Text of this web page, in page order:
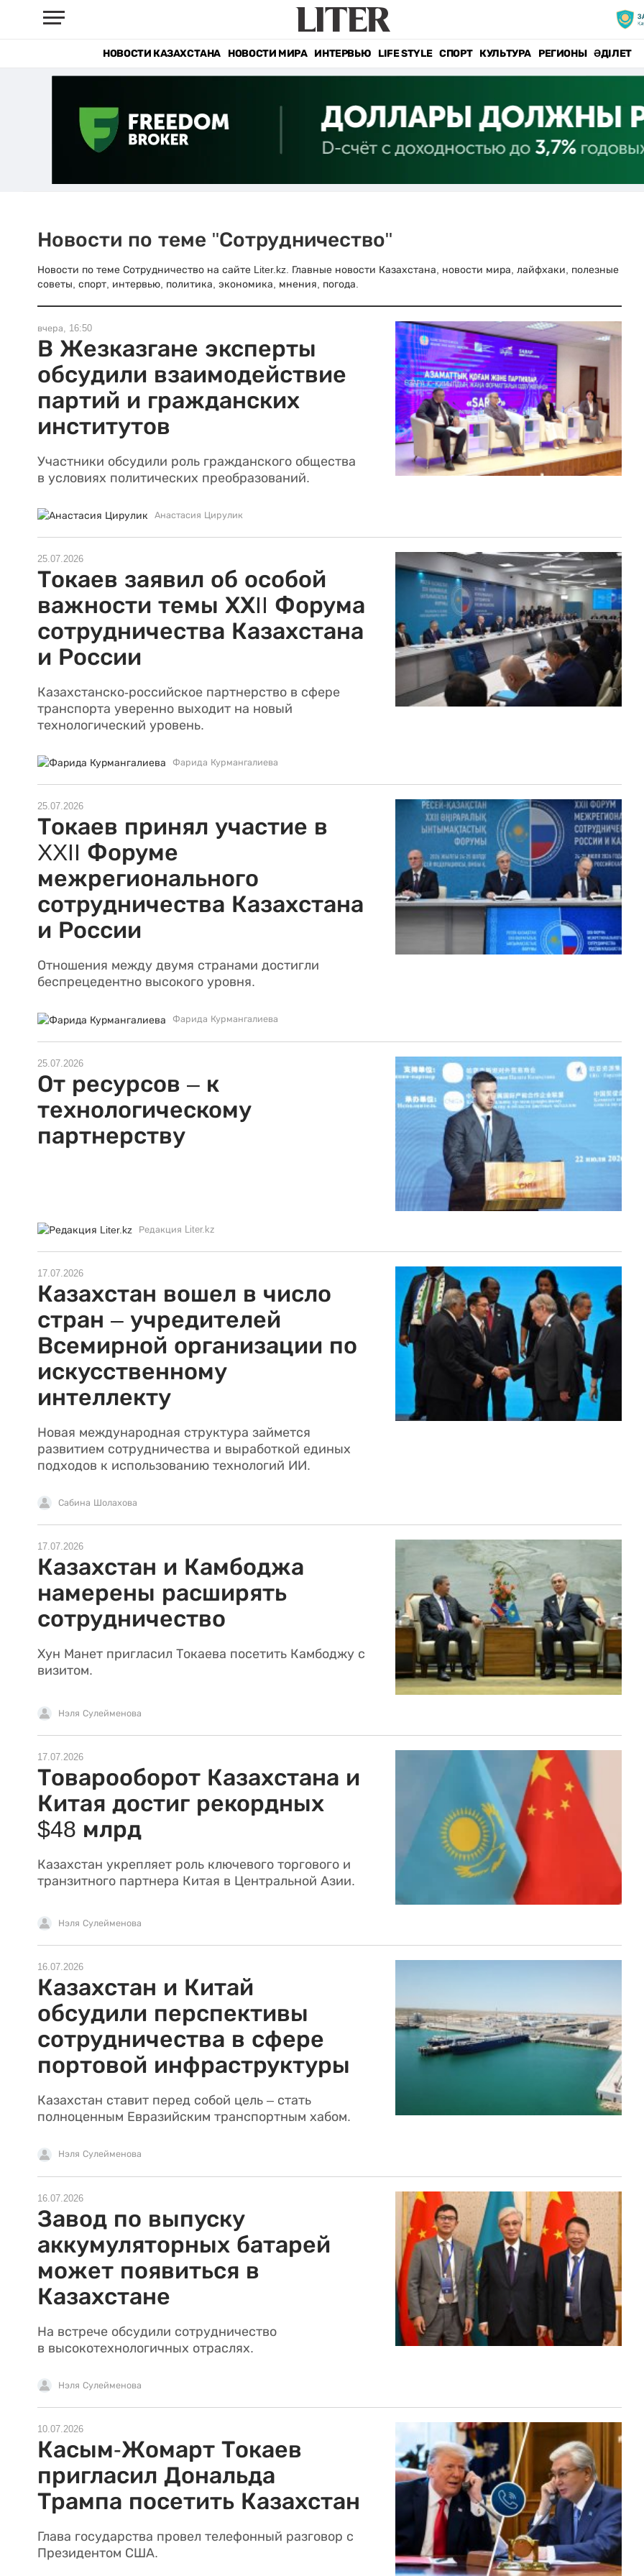
НОВОСТИ КАЗАХСТАНА НОВОСТИ МИРА ИНТЕРВЬЮ LIFE STYLE СПОРТ КУЛЬТУРА РЕГИОНЫ ӘДІЛЕТ
Новости по теме "Сотрудничество"
Новости по теме Сотрудничество на сайте Liter.kz. Главные новости Казахстана, новости мира, лайфхаки, полезные
советы, спорт, интервью, политика, экономика, мнения, погода.
вчера, 16:50
В Жезказгане эксперты
обсудили взаимодействие
партий и гражданских
институтов
Участники обсудили роль гражданского общества
в условиях политических преобразований.
Анастасия Цирулик
25.07.2026
Токаев заявил об особой
важности темы ХХII Форума
сотрудничества Казахстана
и России
Казахстанско-российское партнерство в сфере
транспорта уверенно выходит на новый
технологический уровень.
Фарида Курмангалиева
25.07.2026
Токаев принял участие в
XXII Форуме
межрегионального
сотрудничества Казахстана
и России
Отношения между двумя странами достигли
беспрецедентно высокого уровня.
Фарида Курмангалиева
25.07.2026
От ресурсов – к
технологическому
партнерству
Редакция Liter.kz
17.07.2026
Казахстан вошел в число
стран – учредителей
Всемирной организации по
искусственному
интеллекту
Новая международная структура займется
развитием сотрудничества и выработкой единых
подходов к использованию технологий ИИ.
Сабина Шолахова
17.07.2026
Казахстан и Камбоджа
намерены расширять
сотрудничество
Хун Манет пригласил Токаева посетить Камбоджу с
визитом.
Нэля Сулейменова
17.07.2026
Товарооборот Казахстана и
Китая достиг рекордных
$48 млрд
Казахстан укрепляет роль ключевого торгового и
транзитного партнера Китая в Центральной Азии.
Нэля Сулейменова
16.07.2026
Казахстан и Китай
обсудили перспективы
сотрудничества в сфере
портовой инфраструктуры
Казахстан ставит перед собой цель – стать
полноценным Евразийским транспортным хабом.
Нэля Сулейменова
16.07.2026
Завод по выпуску
аккумуляторных батарей
может появиться в
Казахстане
На встрече обсудили сотрудничество
в высокотехнологичных отраслях.
Нэля Сулейменова
10.07.2026
Касым-Жомарт Токаев
пригласил Дональда
Трампа посетить Казахстан
Глава государства провел телефонный разговор с
Президентом США.